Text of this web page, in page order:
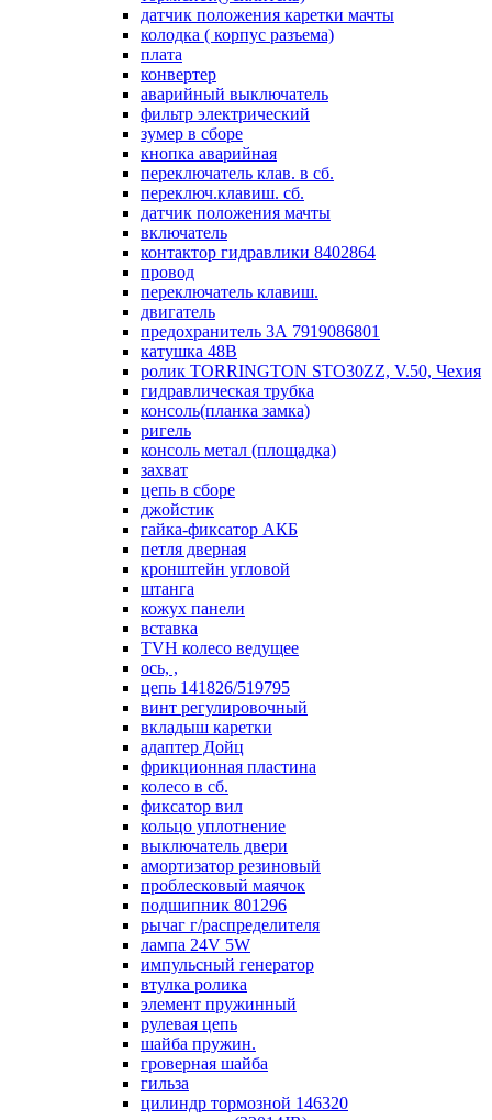
датчик положения каретки мачты
колодка ( корпус разъема)
плата
конвертер
аварийный выключатель
фильтр электрический
зумер в сборе
кнопка аварийная
переключатель клав. в сб.
переключ.клавиш. сб.
датчик положения мачты
включатель
контактор гидравлики 8402864
провод
переключатель клавиш.
двигатель
предохранитель 3А 7919086801
катушка 48В
ролик TORRINGTON STO30ZZ, V.50, Чехия
гидравлическая трубка
консоль(планка замка)
ригель
консоль метал (площадка)
захват
цепь в сборе
джойстик
гайка-фиксатор АКБ
петля дверная
кронштейн угловой
штанга
кожух панели
вставка
TVH колесо ведущее
ось, ,
цепь 141826/519795
винт регулировочный
вкладыш каретки
адаптер Дойц
фрикционная пластина
колесо в сб.
фиксатор вил
кольцо уплотнение
выключатель двери
амортизатор резиновый
проблесковый маячок
подшипник 801296
рычаг г/распределителя
лампа 24V 5W
импульсный генератор
втулка ролика
элемент пружинный
рулевая цепь
шайба пружин.
гроверная шайба
гильза
цилиндр тормозной 146320